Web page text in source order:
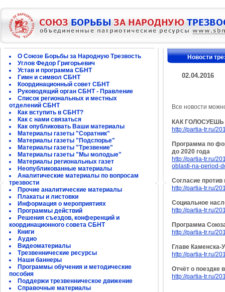
О Союзе Борьбы за Народную Трезвость
Углов Федор Григорьевич
Устав и программа СБНТ
Гимн и символ СБНТ
Координационный совет СБНТ
Руководящий орган СБНТ - Правление
Список региональных и местных
отделений СБНТ
Как вступить в СБНТ?
Как с нами связаться
Как опубликовать Ваши материалы
Материалы газеты "Соратник"
Материалы газеты "Подспорье"
Материалы газеты "Трезвение"
Материалы газеты "Мы молодые"
Материалы региональных газет
Неопубликованные материалы
Аналитические материалы по вопросам
трезвости
Прочие аналитические материалы
Плакаты и листовки
Информация о мероприятиях
Программы действий
Решения съездов, конференций и
координационного совета СБНТ
Книги
Аудио
Видеоматериалы
Трезвеннические ресурсы
Наши баннеры
Программы обучения и методические
пособия
Поддержи трезвенническое движение
Справочные материалы
Новости
02.04.2016
Все новости
КАК
http://partia-tr.ru/
Программа по
до 2020 года
http://partia-tr.ru/
oblasti-na-period-
Согласие против
http://partia-tr.ru/
Социальное
http://partia-tr.ru/
Программа
http://partia-tr.ru/
Главе
http://partia-tr.ru/
Отчёт о поездке
http://partia-tr.ru/